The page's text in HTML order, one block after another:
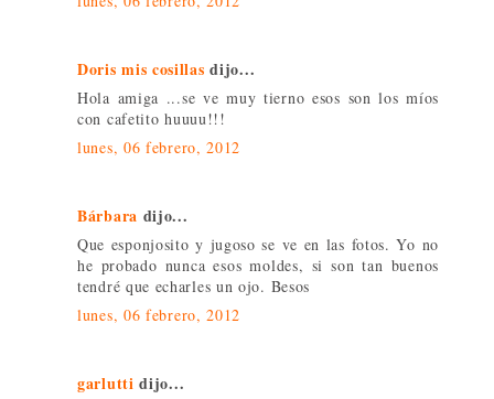
Doris mis cosillas dijo...
Hola amiga ...se ve muy tierno esos son los míos
con cafetito huuuu!!!
lunes, 06 febrero, 2012
Bárbara dijo...
Que esponjosito y jugoso se ve en las fotos. Yo no
he probado nunca esos moldes, si son tan buenos
tendré que echarles un ojo. Besos
lunes, 06 febrero, 2012
garlutti dijo...